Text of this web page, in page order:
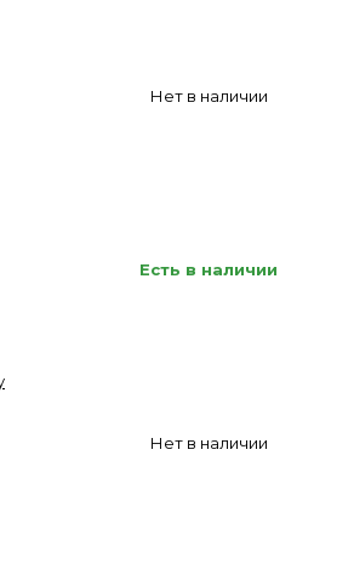
Нет в наличии
Есть в наличии
Нет в наличии